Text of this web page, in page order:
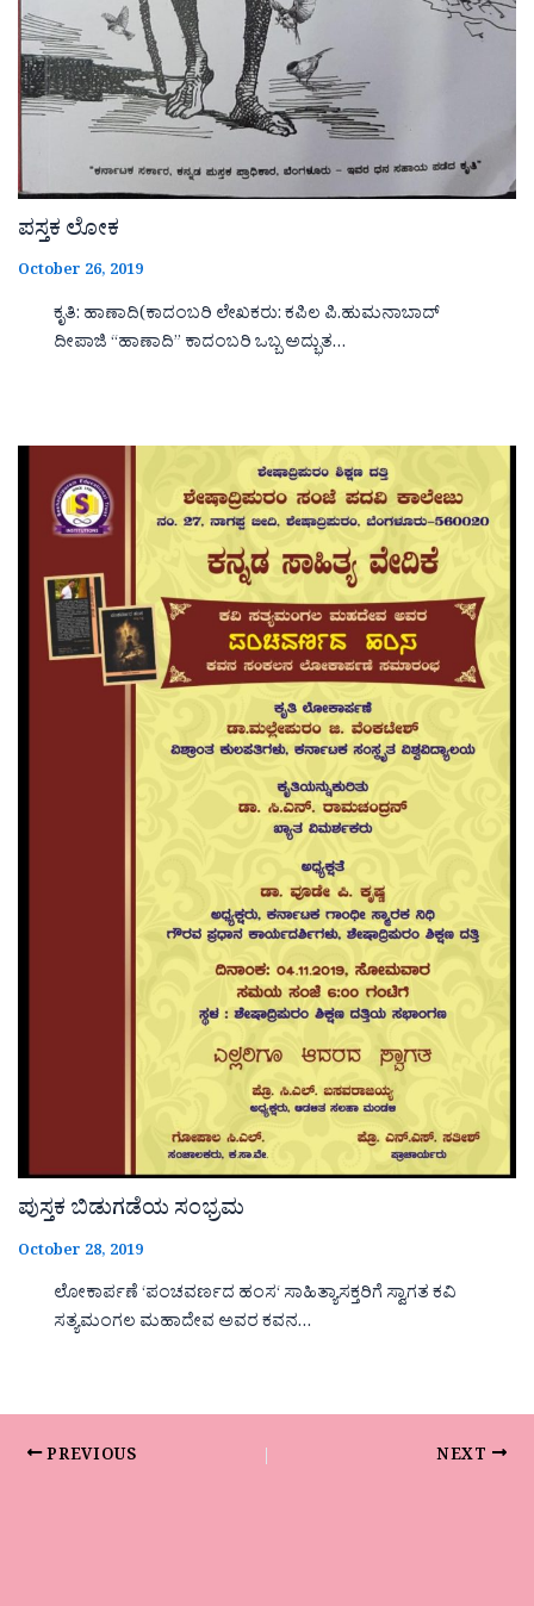
ಪಸ್ತಕ ಲೋಕ
October 26, 2019
ಕೃತಿ: ಹಾಣಾದಿ(ಕಾದಂಬರಿ ಲೇಖಕರು: ಕಪಿಲ ಪಿ.ಹುಮನಾಬಾದ್
ದೀಪಾಜಿ “ಹಾಣಾದಿ‌‌‌‌” ಕಾದಂಬರಿ ಒಬ್ಬ ಅದ್ಭುತ…
ಪುಸ್ತಕ ಬಿಡುಗಡೆಯ ಸಂಭ್ರಮ
October 28, 2019
ಲೋಕಾರ್ಪಣೆ ‘ಪಂಚವರ್ಣದ ಹಂಸ‘ ಸಾಹಿತ್ಯಾಸಕ್ತರಿಗೆ ಸ್ವಾಗತ ಕವಿ
ಸತ್ಯಮಂಗಲ ಮಹಾದೇವ ಅವರ ಕವನ…
PREVIOUS NEXT